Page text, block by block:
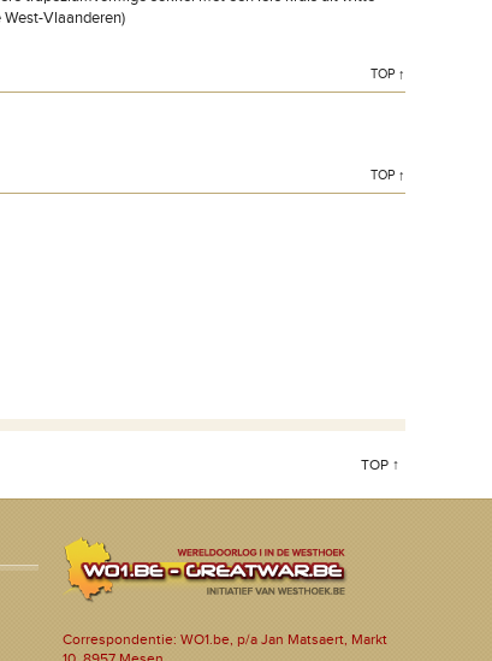
West-Vlaanderen)
TOP ↑
TOP ↑
TOP ↑
Correspondentie: WO1.be, p/a Jan Matsaert, Markt